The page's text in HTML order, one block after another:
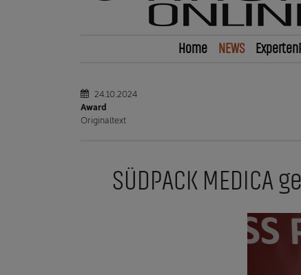
Home NEWS
24.10.2024
Award
Originaltext
SÜDPACK